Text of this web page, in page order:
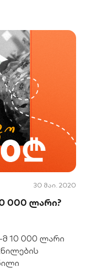
30 მაი. 2020
000 ლარი?
მ 10 000 ლარი